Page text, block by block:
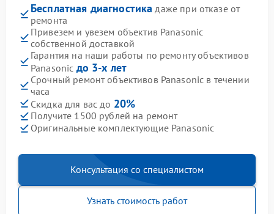
Бесплатная диагностика даже при отказе от
ремонта
Привезем и увезем объектив Panasonic
собственной доставкой
Гарантия на наши работы по ремонту объективов
Panasonic до 3-х лет
Срочный ремонт объективов Panasonic в течении
часа
Скидка для вас до 20%
Получите 1500 рублей на ремонт
Оригинальные комплектующие Panasonic
Консультация со специалистом
Узнать стоимость работ